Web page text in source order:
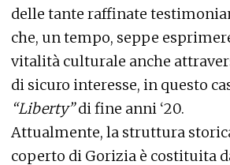
delle tante raffinate
che, un tempo, seppe
vitalità culturale anche
di sicuro interesse, in questo
“Liberty”di fine anni ‘20.
Attualmente, la struttura
coperto di Gorizia è costituita